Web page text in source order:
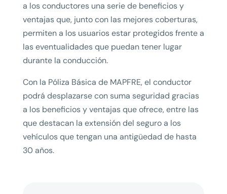
a los conductores una serie de beneficios y
ventajas que, junto con las mejores coberturas,
permiten a los usuarios estar protegidos frente a
las eventualidades que puedan tener lugar
durante la conducción.
Con la Póliza Básica de MAPFRE, el conductor
podrá desplazarse con suma seguridad gracias
a los beneficios y ventajas que ofrece, entre las
que destacan la extensión del seguro a los
vehículos que tengan una antigüedad de hasta
30 años.